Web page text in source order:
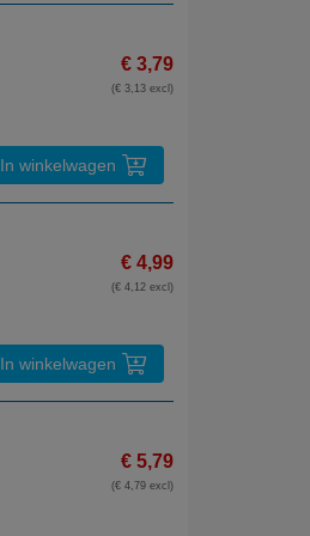
€ 3,79
(€ 3,13 excl)
In winkelwagen
€ 4,99
(€ 4,12 excl)
In winkelwagen
€ 5,79
(€ 4,79 excl)